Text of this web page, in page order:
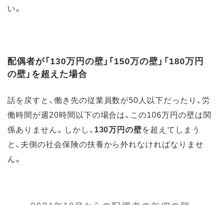
い。
配偶者が「130万円の壁」「150万の壁」「180万円
の壁」を超えた場合
話を戻すと、働き先の従業員数が50人以下だったり、労
働時間が週20時間以下の場合は、この106万円の壁は関
係ありません。しかし、 130万円の壁を超えてしまう
と、夫側の社会保険の扶養から外れなければなりませ
ん。